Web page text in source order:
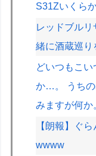
S31Zいくら
レッドブル
緒に酒蔵巡り
どいつもこ
か…。 うちの
みますが何か
【朗報】ぐ
wwww